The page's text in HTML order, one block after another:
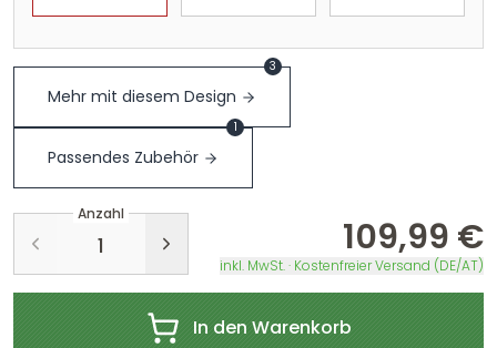
Mehr mit diesem Design
3
Passendes Zubehör
1
Anzahl
109,99 €
inkl. MwSt. · Kostenfreier Versand (DE/AT)
In den Warenkorb